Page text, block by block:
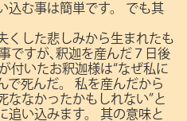
込む事は簡単です。
でも其
くした悲しみから生まれたも
ですが､釈迦を産んだ７日後
付いたお釈迦様は“なぜ私に
で死んだ。
私を産んだから
ななかったかもしれない”と
追い込みます。
其の意味と